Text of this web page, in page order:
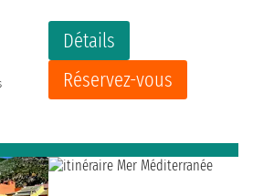
Détails
Réservez-vous